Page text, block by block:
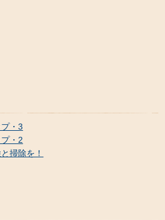
・3
・2
掃除を！